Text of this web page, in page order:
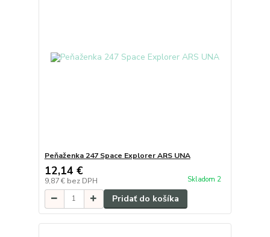
Peňaženka 247 Space Explorer ARS UNA
12,14 €
9,87 € bez DPH Skladom 2
Pridať do košíka